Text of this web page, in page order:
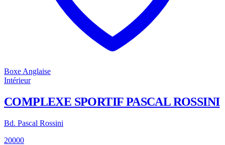
Boxe Anglaise
Intérieur
COMPLEXE SPORTIF PASCAL ROSSINI
Bd. Pascal Rossini
20000